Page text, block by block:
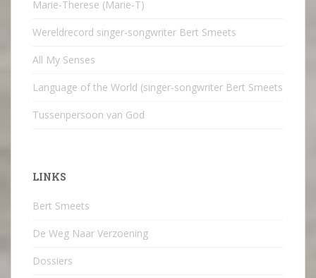
Marie-Therese (Marie-T)
Wereldrecord singer-songwriter Bert Smeets
All My Senses
Language of the World (singer-songwriter Bert Smeets
Tussenpersoon van God
LINKS
Bert Smeets
De Weg Naar Verzoening
Dossiers